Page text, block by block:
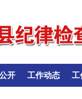
开 工作动态 工